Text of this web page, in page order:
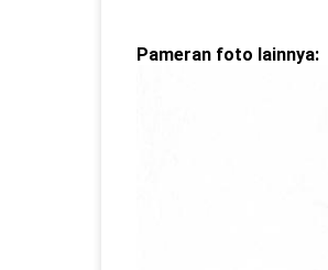
Pameran foto lainnya: